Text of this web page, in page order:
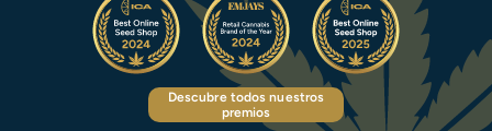
Descubre todos nuestros
premios